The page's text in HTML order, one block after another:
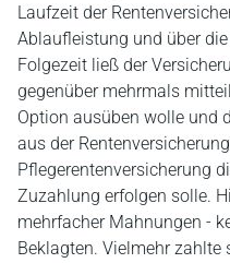
Laufzeit der
Ablaufleistung und über
Folgezeit ließ der
gegenüber mehrmals
Option ausüben wolle und
aus der
Pflegerentenversicherung
Zuzahlung erfolgen solle.
mehrfacher Mahnungen -
Beklagten. Vielmehr zahlte